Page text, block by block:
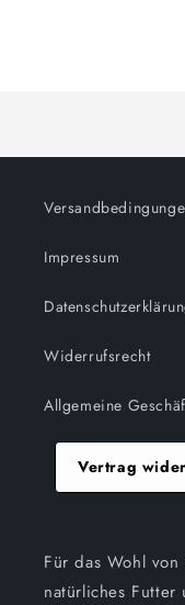
Impressum
Widerrufsrecht
Allgemeine
Vertrag
Für das Wohl
natürliches Futter